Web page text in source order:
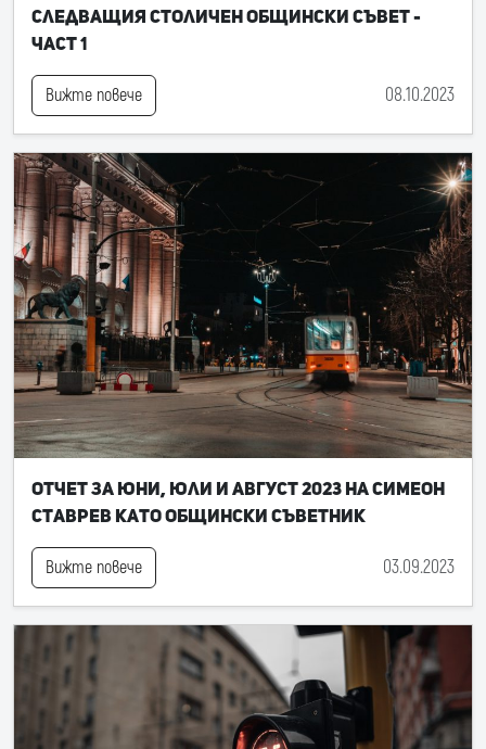
следващия Столичен общински съвет -
част 1
Вижте повече 08.10.2023
Отчет за юни, юли и август 2023 на Симеон
Ставрев като общински съветник
Вижте повече 03.09.2023